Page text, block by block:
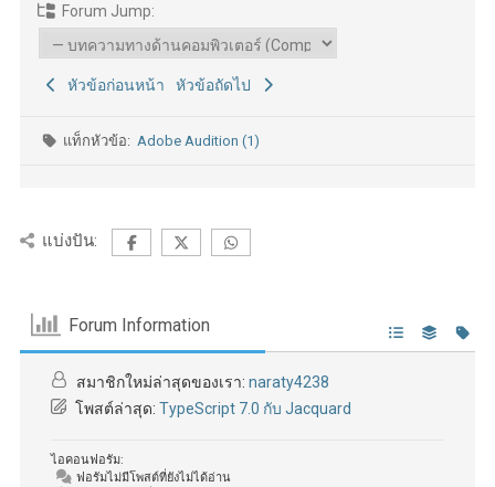
Forum Jump:
หัวข้อก่อนหน้า หัวข้อถัดไป
แท็กหัวข้อ:Adobe Audition (1)
แบ่งปัน:
Forum Information
สมาชิกใหม่ล่าสุดของเรา: naraty4238
โพสต์ล่าสุด: TypeScript 7.0 กับ Jacquard
ไอคอนฟอรัม:
ฟอรัมไม่มีโพสต์ที่ยังไม่ได้อ่าน